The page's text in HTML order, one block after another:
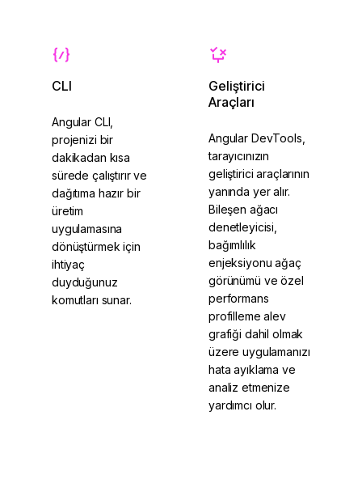
CLI
Angular CLI,
projenizi bir
dakikadan kısa
sürede çalıştırır ve
dağıtıma hazır bir
üretim
uygulamasına
dönüştürmek için
ihtiyaç
duyduğunuz
komutları sunar.
Geliştirici
Araçları
Angular DevTools,
tarayıcınızın
geliştirici araçlarının
yanında yer alır.
Bileşen ağacı
denetleyicisi,
bağımlılık
enjeksiyonu ağaç
görünümü ve özel
performans
profilleme alev
grafiği dahil olmak
üzere uygulamanızı
hata ayıklama ve
analiz etmenize
yardımcı olur.